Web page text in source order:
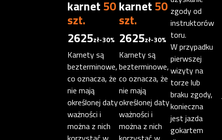
karnet50
szt.
2625zł-30%
Karnety są
bezterminowe,
co oznacza, że
nie mają
określonej daty
ważności i
można z nich
karnet50
szt.
2625zł-30%
Karnety są
bezterminowe,
co oznacza, że
nie mają
określonej daty
ważności i
można z nich
zgody od
instruktorów
toru.
W przypadku
pierwszej
wizyty na
torze lub
braku zgody,
konieczna
jest jazda
gokartem